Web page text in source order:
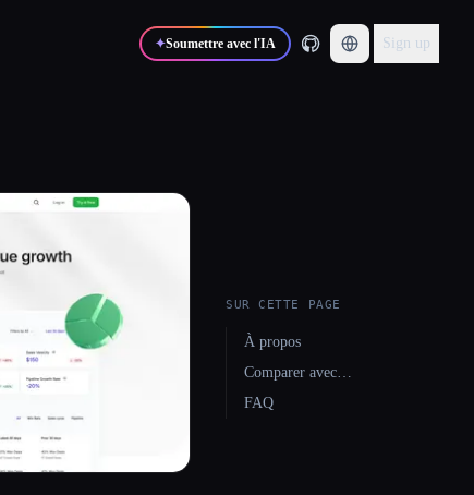
✦Soumettre avec l'IA Sign up
SUR CETTE PAGE
À propos
Comparer avec…
FAQ